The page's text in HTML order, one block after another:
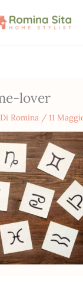
lover
Romina /11